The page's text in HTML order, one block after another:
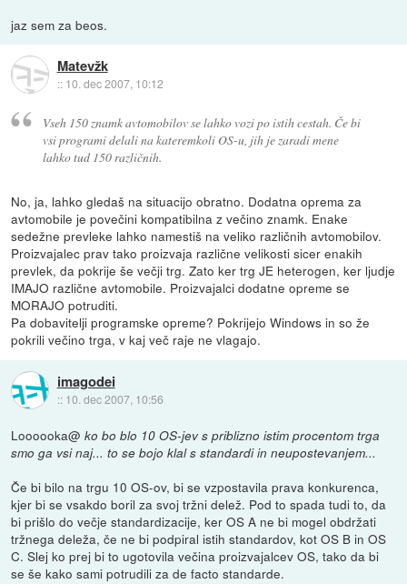
jaz sem za beos.
Matevžk
:: 10. dec 2007, 10:12
Vseh 150 znamk avtomobilov se lahko vozi po istih cestah. Če bi
vsi programi delali na kateremkoli OS-u, jih je zaradi mene
lahko tud 150 različnih.
No, ja, lahko gledaš na situacijo obratno. Dodatna oprema za
avtomobile je povečini kompatibilna z večino znamk. Enake
sedežne prevleke lahko namestiš na veliko različnih avtomobilov.
Proizvajalec prav tako proizvaja različne velikosti sicer enakih
prevlek, da pokrije še večji trg. Zato ker trg JE heterogen, ker ljudje
IMAJO različne avtomobile. Proizvajalci dodatne opreme se
MORAJO potruditi.
Pa dobavitelji programske opreme? Pokrijejo Windows in so že
pokrili večino trga, v kaj več raje ne vlagajo.
imagodei
:: 10. dec 2007, 10:56
Loooooka@ ko bo blo 10 OS-jev s priblizno istim procentom trga
smo ga vsi naj... to se bojo klal s standardi in neupostevanjem...
Če bi bilo na trgu 10 OS-ov, bi se vzpostavila prava konkurenca,
kjer bi se vsakdo boril za svoj tržni delež. Pod to spada tudi to, da
bi prišlo do večje standardizacije, ker OS A ne bi mogel obdržati
tržnega deleža, če ne bi podpiral istih standardov, kot OS B in OS
C. Slej ko prej bi to ugotovila večina proizvajalcev OS, tako da bi
se še kako sami potrudili za de facto standarde.